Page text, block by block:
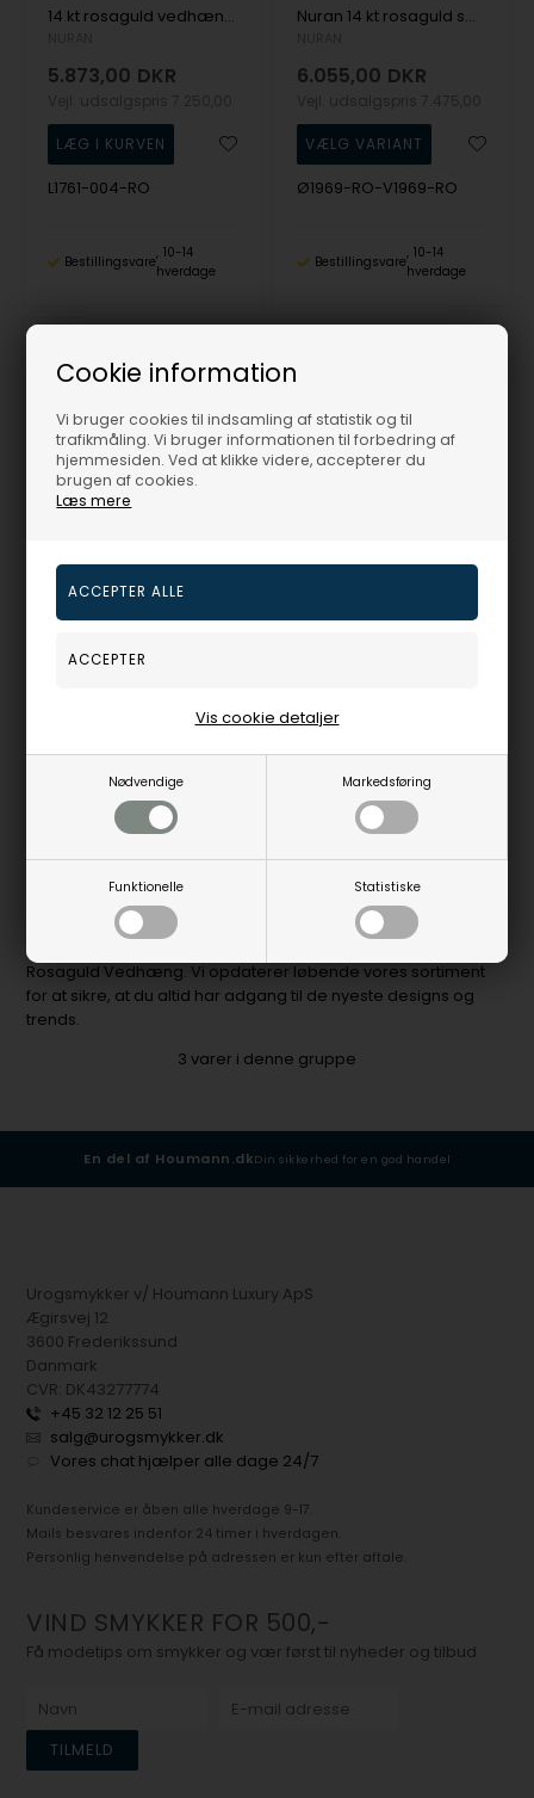
Cookie information
Vi bruger cookies til indsamling af statistik og til
trafikmåling. Vi bruger informationen til forbedring af
hjemmesiden. Ved at klikke videre, accepterer du
brugen af cookies.
Læs mere
Nødvendige Markedsføring
Funktionelle Statistiske
Vis cookie detaljer
14 kt rosaguld vedhæng fra Nature serien med 3 x total 0,04 ct
5.873,00 DKR
L1761-004-RO
Bestillingsvare
10-14
hverdage
Nuran 14 kt rosaguld smykkesæt, fra Star 4 grab serien med 3 x 0,03 ct Diamanter Wesselton SI
6.055,00 DKR
Ø1969-RO-V1969-RO
Bestillingsvare
10-14
hverdage
19%
NURAN
Vejl. udsalgspris
Bestillingsvare
10-14
hverdage
Besøg Urogsmykker.dk for at finde det bedste udvalg af
Rosaguld Vedhæng. Vi opdaterer løbende vores sortiment
for at sikre, at du altid har adgang til de nyeste designs og
trends.
3 varer i denne gruppe
En del af Houmann.dkDin sikkerhed for en god handel
Urogsmykker v/ Houmann Luxury ApS
Ægirsvej 12
3600 Frederikssund
Danmark
CVR: DK43277774
+45 32 12 25 51
salg@urogsmykker.dk
Vores chat hjælper alle dage 24/7
Kundeservice er åben alle hverdage 9-17.
Mails besvares indenfor 24 timer i hverdagen.
Personlig henvendelse på adressen er kun efter aftale.
VIND SMYKKER FOR 500,-
Få modetips om smykker og vær først til nyheder og tilbud